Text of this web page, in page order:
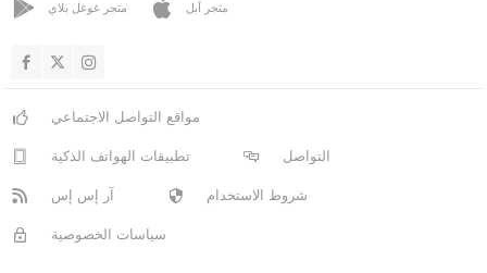
متجر غوغل بلاي متجر آبل
مواقع التواصل الاجتماعي
تطبيقات الهواتف الذكية التواصل
آر إس إس شروط الاستخدام
سياسات الخصوصية